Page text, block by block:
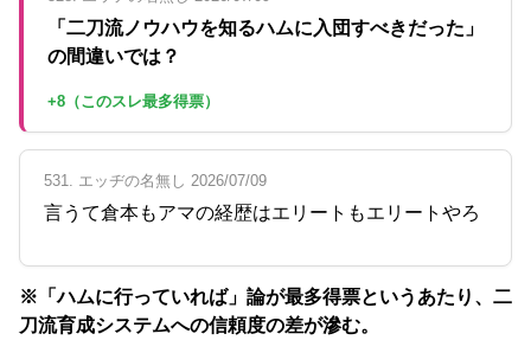
「二刀流ノウハウを知るハムに入団すべきだった」
の間違いでは？
+8（このスレ最多得票）
531. エッヂの名無し 2026/07/09
言うて倉本もアマの経歴はエリートもエリートやろ
※「ハムに行っていれば」論が最多得票というあたり、二
刀流育成システムへの信頼度の差が滲む。